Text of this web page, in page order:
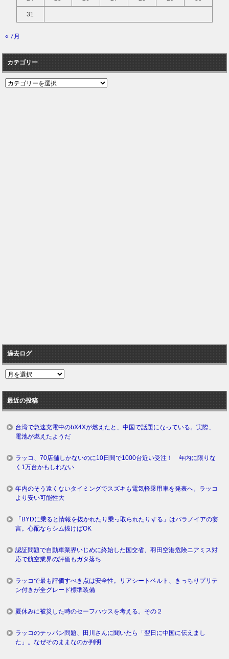
31
« 7月
カテゴリー
カ
過去ログ
過
ロ
グ
最近の投稿
台湾で急速充電中のbX4Xが燃えたと、中国で話題になっている。実際、
電池が燃えたようだ
ラッコ、70店舗しかないのに10日間で1000台近い受注！ 年内に限りな
く1万台かもしれない
年内のそう遠くないタイミングでスズキも電気軽乗用車を発表へ。ラッコ
より安い可能性大
「BYDに乗ると情報を抜かれたり乗っ取られたりする」はパラノイアの妄
言。心配ならシム抜けばOK
認証問題で自動車業界いじめに終始した国交省、羽田空港危険ニアミス対
応で航空業界の評価もガタ落ち
ラッコで最も評価すべき点は安全性。リアシートベルト、きっちりプリテ
ン付きが全グレード標準装備
夏休みに被災した時のセーフハウスを考える。その２
ラッコのテッパン問題、田川さんに聞いたら「翌日に中国に伝えまし
た」。なぜそのままなのか判明